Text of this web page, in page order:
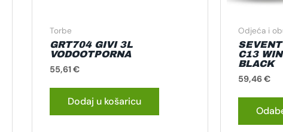
Torbe
GRT704 GIVI 3L
VODOOTPORNA
55,61€
Dodaj u košaricu
Odjeća i
C13
BLACK
59,46€